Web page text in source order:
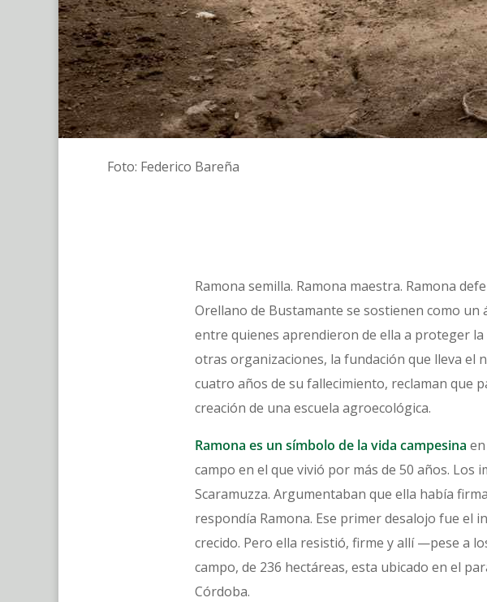
Foto: Federico Bareña
Ramona semilla. Ramona maestra. Ramona
Orellano de Bustamante se sostienen como un
entre quienes aprendieron de ella a proteger
otras organizaciones, la fundación que lleva el
cuatro años de su fallecimiento, reclaman que
creación de una escuela agroecológica.
Ramona es un símbolo de la vida campesina
campo en el que vivió por más de 50 años.
Scaramuzza. Argumentaban que ella había
respondía Ramona. Ese primer desalojo fue el
crecido. Pero ella resistió, firme y allí —pese a
campo, de 236 hectáreas, esta ubicado en el
Córdoba.